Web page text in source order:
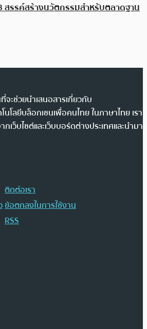
สรรค์สร้างนวัตกรรมสำหรับตลาดฐาน
ะช่วยนำเสนอสารเกี่ยวกับ
นโลยีบล็อกเชนเพื่อคนไทย ในภาษาไทย เรา
ว็บไซต์และเว็บบอร์ดต่างประเทศและนำมา
ติดต่อเรา
ข้อตกลงในการใช้งาน
RSS